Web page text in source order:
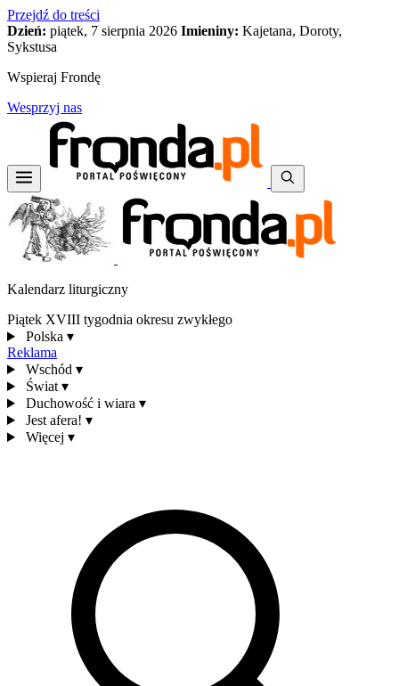
Przejdź do treści
Dzień: piątek, 7 sierpnia 2026 Imieniny: Kajetana, Doroty,
Sykstusa
Wspieraj Frondę
Wesprzyj nas
Kalendarz liturgiczny
Piątek XVIII tygodnia okresu zwykłego
Polska ▾
Reklama
Wschód ▾
Świat ▾
Duchowość i wiara ▾
Jest afera! ▾
Więcej ▾